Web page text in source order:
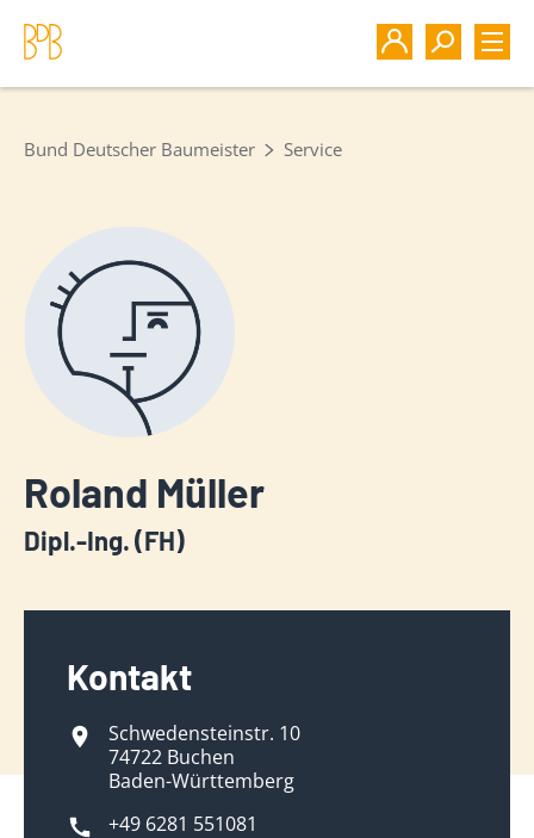
Bund Deutscher Baumeister Service
Roland Müller
Dipl.-Ing. (FH)
Kontakt
Schwedensteinstr. 10
74722 Buchen
Baden-Württemberg
+49 6281 551081